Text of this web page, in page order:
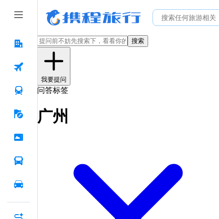
搜索
我要提问
问答标签
广州